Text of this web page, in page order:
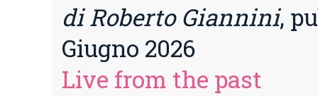
di Roberto Giannini,
Giugno 2026
Live from the past